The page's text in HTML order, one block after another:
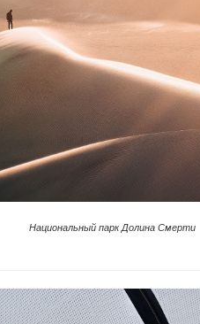
Национальный парк Долина Смерти